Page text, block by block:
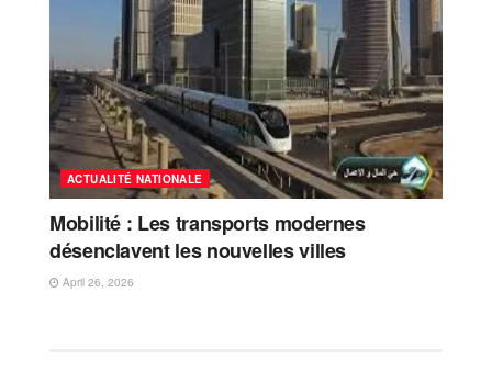
ACTUALITÉ NATIONALE
Mobilité : Les transports modernes
désenclavent les nouvelles villes
April 26, 2026